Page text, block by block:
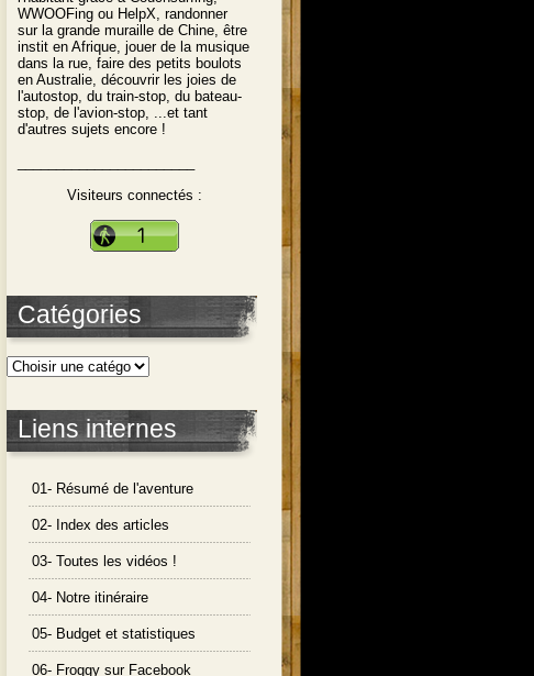
WWOOFing ou HelpX, randonner
sur la grande muraille de Chine, être
instit en Afrique, jouer de la musique
dans la rue, faire des petits boulots
en Australie, découvrir les joies de
l'autostop, du train-stop, du bateau-
stop, de l'avion-stop, ...et tant
d'autres sujets encore !
Visiteurs connectés :
Catégories
Liens internes
01- Résumé de l'aventure
02- Index des articles
03- Toutes les vidéos !
04- Notre itinéraire
05- Budget et statistiques
06- Froggy sur Facebook